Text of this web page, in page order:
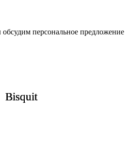
персональное предложение
Bisquit
Bisquit
Bisquit